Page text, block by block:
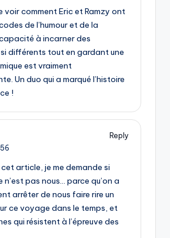
voir comment Eric et Ramzy ont
de l’humour et de la
à incarner des
différents tout en gardant une
est vraiment
Un duo qui a marqué l’histoire
!
Reply
article, je me demande si
n’est pas nous… parce qu’on a
arrêter de nous faire rire un
ce voyage dans le temps, et
qui résistent à l’épreuve des